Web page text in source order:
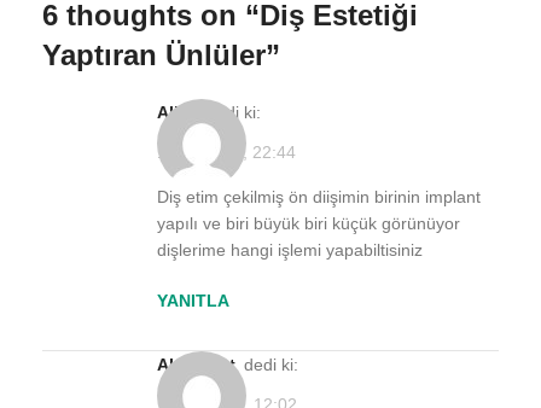
6 thoughts on “Diş Estetiği
Yaptıran Ünlüler”
Aliye dedi ki:
11/06/2020, 22:44
Diş etim çekilmiş ön diişimin birinin implant
yapılı ve biri büyük biri küçük görünüyor
dişlerime hangi işlemi yapabiltisiniz
YANITLA
Akvadent dedi ki: